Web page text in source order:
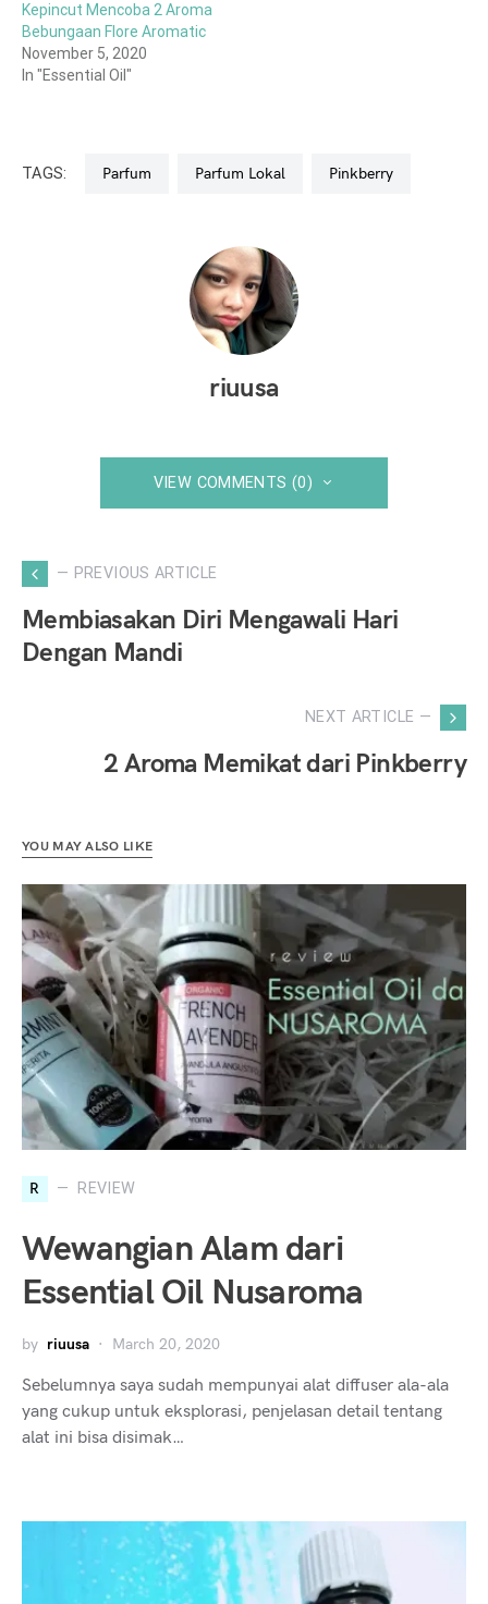
Kepincut Mencoba 2 Aroma
Bebungaan Flore Aromatic
November 5, 2020
In "Essential Oil"
TAGS: Parfum Parfum Lokal Pinkberry
riuusa
VIEW COMMENTS (0)
— PREVIOUS ARTICLE
Membiasakan Diri Mengawali Hari
Dengan Mandi
NEXT ARTICLE —
2 Aroma Memikat dari Pinkberry
YOU MAY ALSO LIKE
R REVIEW
Wewangian Alam dari
Essential Oil Nusaroma
by riuusa March 20, 2020
Sebelumnya saya sudah mempunyai alat diffuser ala-ala
yang cukup untuk eksplorasi, penjelasan detail tentang
alat ini bisa disimak…